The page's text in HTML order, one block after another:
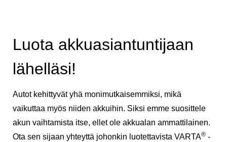
Luota akkuasiantuntijaan
lähelläsi!
Autot kehittyvät yhä monimutkaisemmiksi, mikä
vaikuttaa myös niiden akkuihin. Siksi emme suosittele
akun vaihtamista itse, ellet ole akkualan ammattilainen.
Ota sen sijaan yhteyttä johonkin luotettavista VARTA® -